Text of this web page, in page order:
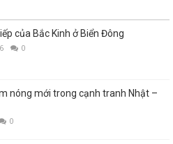
của Bắc Kinh ở Biển Đông
0
nóng mới trong cạnh tranh Nhật –
0